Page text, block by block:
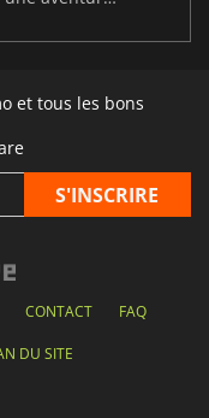
et tous les bons
CONTACT FAQ
DU SITE